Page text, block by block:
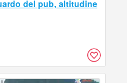
del pub, altitudine